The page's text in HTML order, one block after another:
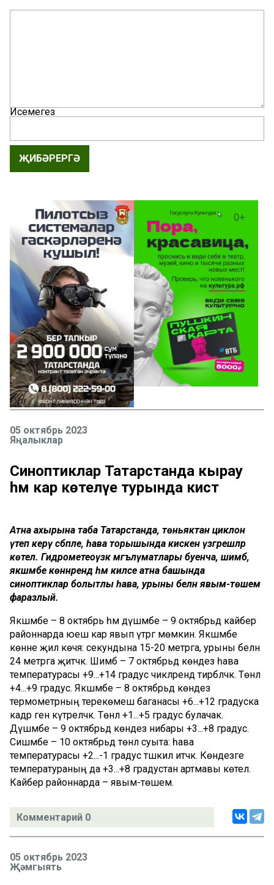
Исемегез
ҖИБӘРЕРГӘ
05 октябрь 2023
Яңалыклар
Синоптиклар Татарстанда кырау
һәм кар көтелүе турында кисәтә
Атна ахырына таба Татарстанда, төньяктан циклон
үтеп керү сәбәпле, һава торышында кискен үзгәрешләр
көтелә. Гидрометеоүзәк мәгълүматлары буенча, шимбә,
якшәмбе көннәрендә һәм киләсе атна башында
синоптиклар болытлы һава, урыны белән явым-төшем
фаразлый.
Якшәмбе – 8 октябрь һәм дүшәмбе – 9 октябрьдә кайбер
районнарда юеш кар явып үтәргә мөмкин. Якшәмбе
көнне җил көчәя: секундына 15-20 метрга, урыны белән
24 метрга җитәчәк. Шимбә – 7 октябрьдә көндез һава
температурасы +9...+14 градус чикләрендә тирбәләчәк. Төнлә
+4...+9 градус. Якшәмбе – 8 октябрьдә көндез
термометрның терекөмеш баганасы +6...+12 градуска
кадәр генә күтәреләчәк. Төнлә +1...+5 градус булачак.
Дүшәмбе – 9 октябрьдә көндез нибары +3...+8 градус.
Сишәмбе – 10 октябрьдә төнлә суыта: һава
температурасы +2...-1 градус тәшкил итәчәк. Көндезге
температураның да +3...+8 градустан артмавы көтелә.
Кайбер районнарда – явым-төшем.
Комментарий 0
05 октябрь 2023
Җәмгыять